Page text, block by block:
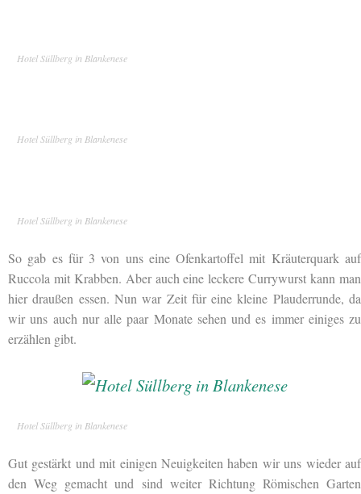
Hotel Süllberg in Blankenese
Hotel Süllberg in Blankenese
Hotel Süllberg in Blankenese
So gab es für 3 von uns eine Ofenkartoffel mit Kräuterquark auf
Ruccola mit Krabben. Aber auch eine leckere Currywurst kann man
hier draußen essen. Nun war Zeit für eine kleine Plauderrunde, da
wir uns auch nur alle paar Monate sehen und es immer einiges zu
erzählen gibt.
Hotel Süllberg in Blankenese
Gut gestärkt und mit einigen Neuigkeiten haben wir uns wieder auf
den Weg gemacht und sind weiter Richtung Römischen Garten